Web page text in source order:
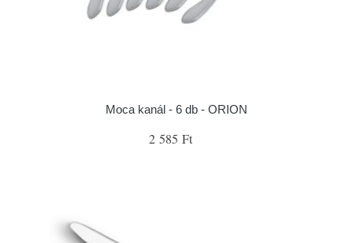
Moca kanál - 6 db - ORION
2 585 Ft